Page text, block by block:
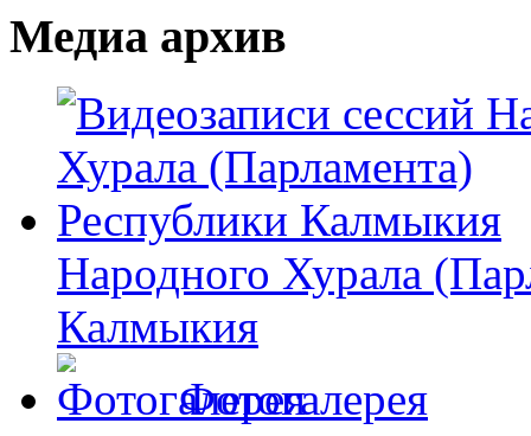
Медиа архив
Народного Хурала
Калмыкия
Фотогалерея